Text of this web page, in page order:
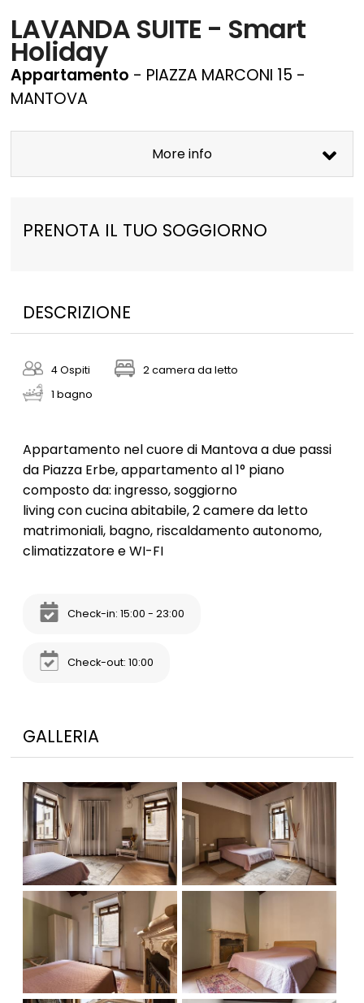
LAVANDA SUITE - Smart
Holiday
Appartamento - PIAZZA MARCONI 15 -
MANTOVA
More info
PRENOTA IL TUO SOGGIORNO
DESCRIZIONE
4 Ospiti
2 camera da letto
1 bagno
Appartamento nel cuore di Mantova a due passi
da Piazza Erbe, appartamento al 1° piano
composto da: ingresso, soggiorno
living con cucina abitabile, 2 camere da letto
matrimoniali, bagno, riscaldamento autonomo,
climatizzatore e WI-FI
Check-in: 15:00 - 23:00
Check-out: 10:00
GALLERIA